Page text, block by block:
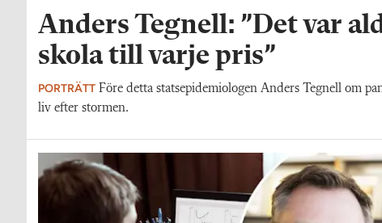
Anders Tegnell: ”Det var
skola till varje pris”
PORTRÄTT Före detta statsepidemiologen Anders Tegnell om
liv efter stormen.